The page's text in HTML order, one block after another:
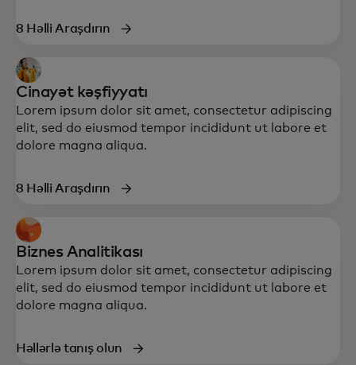
8 Həlli Araşdırın
Cinayət kəşfiyyatı
Lorem ipsum dolor sit amet, consectetur adipiscing
elit, sed do eiusmod tempor incididunt ut labore et
dolore magna aliqua.
8 Həlli Araşdırın
Biznes Analitikası
Lorem ipsum dolor sit amet, consectetur adipiscing
elit, sed do eiusmod tempor incididunt ut labore et
dolore magna aliqua.
Həllərlə tanış olun